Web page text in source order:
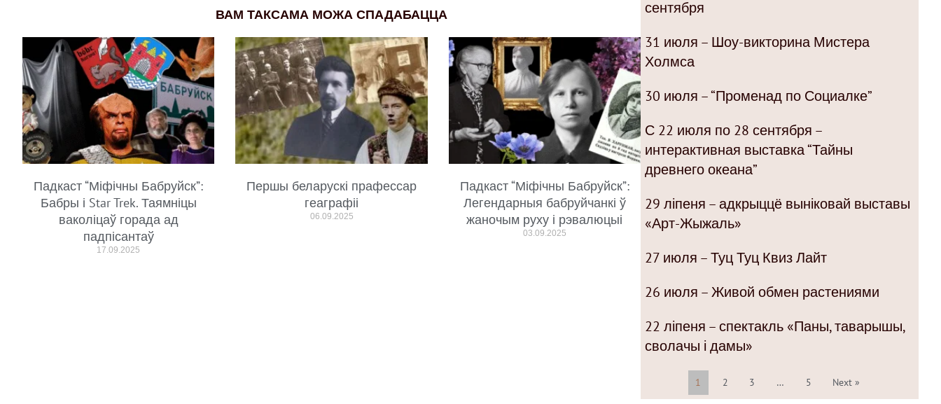
ВАМ ТАКСАМА МОЖА СПАДАБАЦЦА
Падкаст “Міфічны Бабруйск”:
Бабры і Star Trek. Таямніцы
ваколіцаў горада ад
падпісантаў
17.09.2025
Першы беларускі прафессар
геаграфіі
06.09.2025
Падкаст “Міфічны Бабруйск”:
Легендарныя бабруйчанкі ў
жаночым руху і рэвалюцыі
03.09.2025
сентября
31 июля – Шоу-викторина Мистера
Холмса
30 июля – “Променад по Социалке”
С 22 июля по 28 сентября –
интерактивная выставка “Тайны
древнего океана”
29 ліпеня – адкрыццё выніковай выставы
«Арт-Жыжаль»
27 июля – Туц Туц Квиз Лайт
26 июля – Живой обмен растениями
22 ліпеня – спектакль «Паны, таварышы,
сволачы і дамы»
1 2 3 … 5 Next »